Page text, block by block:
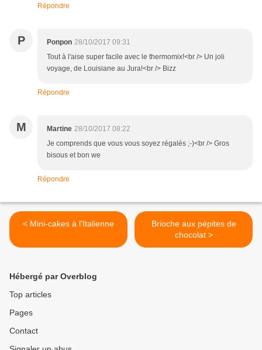
Répondre
P Ponpon 28/10/2017 09:31
Tout à l'aise super facile avec le thermomix!<br /> Un joli
voyage, de Louisiane au Jura!<br /> Bizz
Répondre
M Martine 28/10/2017 08:22
Je comprends que vous vous soyez régalés ;-)<br /> Gros
bisous et bon we
Répondre
< Mini-cakes à l'Italienne
Brioche aux pépites de
chocolat >
Hébergé par Overblog
Top articles
Pages
Contact